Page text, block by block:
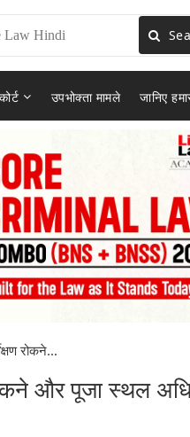
उपभोक्ता मामले जानिए
रोकने...
और पूजा स्थल